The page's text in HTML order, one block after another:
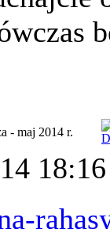
- maj 2014 r.
18:16